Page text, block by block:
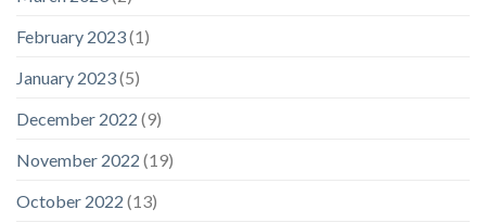
February 2023(1)
January 2023(5)
December 2022 (9)
November 2022 (19)
October 2022 (13)